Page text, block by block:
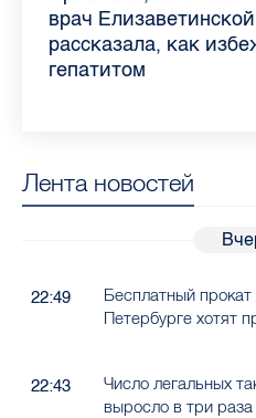
самых цитируемых
Ленобласти во II
врач
рассказала, как
гепатитом
педиатра для
где самый высокий и
конкурс
воспаления
рассказала о
работающих
Елизаветинской
главные вопросы о
какие напитки можно
в жару
Лента новостей
22:49
Бесплатный
Петербурге хотят
22:43
Число легальных
выросло в три раза